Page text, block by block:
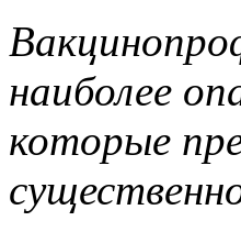
наиболее
которые